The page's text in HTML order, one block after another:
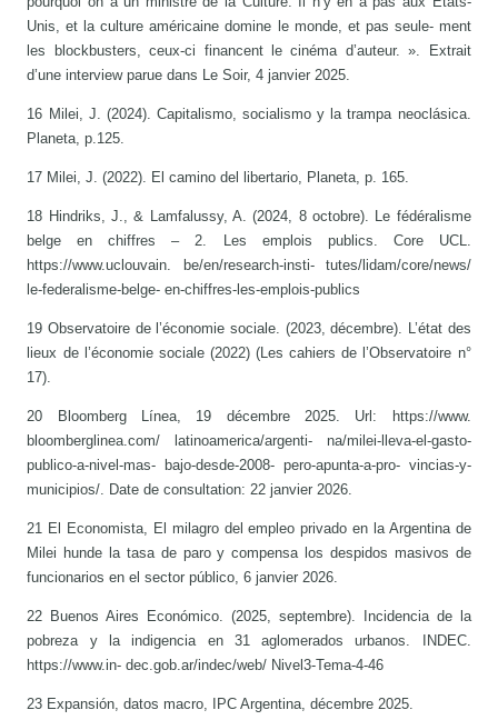
Unis, et la culture américaine domine le monde, et pas seule- ment
les blockbusters, ceux-ci financent le cinéma d’auteur. ». Extrait
d’une interview parue dans Le Soir, 4 janvier 2025.
16 Milei, J. (2024). Capitalismo, socialismo y la trampa neoclásica.
Planeta, p.125.
17 Milei, J. (2022). El camino del libertario, Planeta, p. 165.
18 Hindriks, J., & Lamfalussy, A. (2024, 8 octobre). Le fédéralisme
belge en chiffres – 2. Les emplois publics. Core UCL.
https://www.uclouvain. be/en/research-insti- tutes/lidam/core/news/
le-federalisme-belge- en-chiffres-les-emplois-publics
19 Observatoire de l’économie sociale. (2023, décembre). L’état des
lieux de l’économie sociale (2022) (Les cahiers de l’Observatoire n°
17).
20 Bloomberg Línea, 19 décembre 2025. Url: https://www.
bloomberglinea.com/ latinoamerica/argenti- na/milei-lleva-el-gasto-
publico-a-nivel-mas- bajo-desde-2008- pero-apunta-a-pro- vincias-y-
municipios/. Date de consultation: 22 janvier 2026.
21 El Economista, El milagro del empleo privado en la Argentina de
Milei hunde la tasa de paro y compensa los despidos masivos de
funcionarios en el sector público, 6 janvier 2026.
22 Buenos Aires Económico. (2025, septembre). Incidencia de la
pobreza y la indigencia en 31 aglomerados urbanos. INDEC.
https://www.in- dec.gob.ar/indec/web/ Nivel3-Tema-4-46
23 Expansión, datos macro, IPC Argentina, décembre 2025.